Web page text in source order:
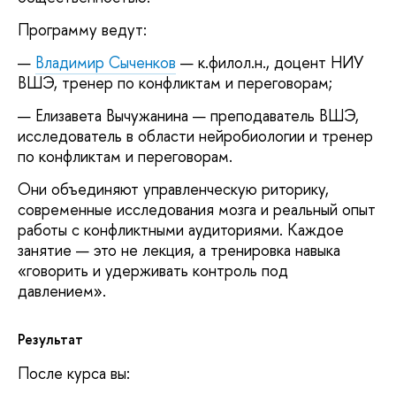
Программу ведут:
Владимир Сыченков — к.филол.н., доцент НИУ
ВШЭ, тренер по конфликтам и переговорам;
Елизавета Вычужанина — преподаватель ВШЭ,
исследователь в области нейробиологии и тренер
по конфликтам и переговорам.
Они объединяют управленческую риторику,
современные исследования мозга и реальный опыт
работы с конфликтными аудиториями. Каждое
занятие — это не лекция, а тренировка навыка
«говорить и удерживать контроль под
давлением».
Результат
После курса вы: